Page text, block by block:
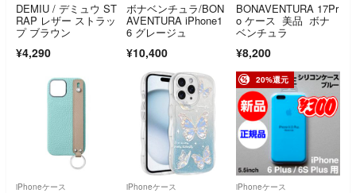
DEMIU / デミュウ ST
RAP レザー ストラッ
プ ブラウン
¥4,290
ボナベンチュラ/BON
AVENTURA iPhone1
6 グレージュ
¥10,400
BONAVENTURA 17Pr
o ケース 美品 ボナ
ベンチュラ
¥8,200
iPhoneケース iPhoneケース
20%還元
iPhoneケース